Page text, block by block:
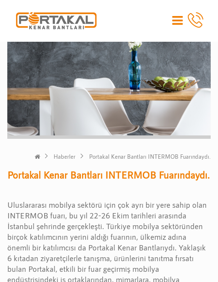
Haberler Portakal Kenar Bantları INTERMOB Fuarındaydı.
Portakal Kenar Bantları INTERMOB Fuarındaydı.
Uluslararası mobilya sektörü için çok ayrı bir yere sahip olan
INTERMOB fuarı, bu yıl 22-26 Ekim tarihleri arasında
İstanbul şehrinde gerçekleşti. Türkiye mobilya sektöründen
birçok katılımcının yerini aldığı fuarının, ülkemiz adına
önemli bir katılımcısı da Portakal Kenar Bantlarıydı. Yaklaşık
6 kıtadan ziyaretçilerle tanışma, ürünlerini tanıtma fırsatı
bulan Portakal, etkili bir fuar geçirmiş mobilya
endüstrisindeki iş ortaklarından, mimarlara, mobilya